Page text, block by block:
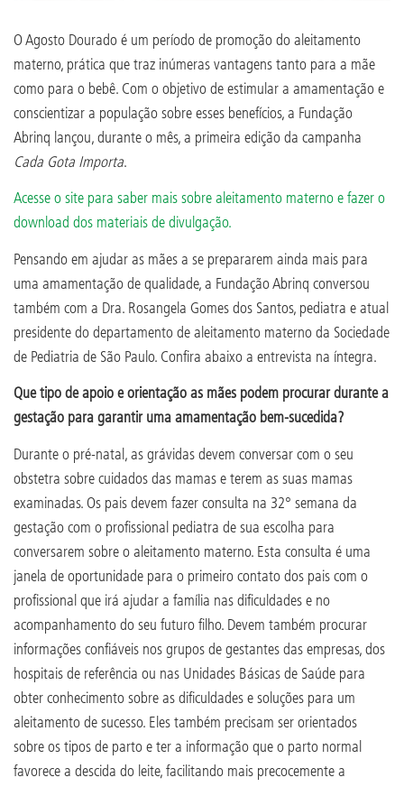
O Agosto Dourado é um período de promoção do aleitamento
materno, prática que traz inúmeras vantagens tanto para a mãe
como para o bebê. Com o objetivo de estimular a amamentação e
conscientizar a população sobre esses benefícios, a Fundação
Abrinq lançou, durante o mês, a primeira edição da campanha
Cada Gota Importa.
Acesse o site para saber mais sobre aleitamento materno e fazer o
download dos materiais de divulgação.
Pensando em ajudar as mães a se prepararem ainda mais para
uma amamentação de qualidade, a Fundação Abrinq conversou
também com a Dra. Rosangela Gomes dos Santos, pediatra e atual
presidente do departamento de aleitamento materno da Sociedade
de Pediatria de São Paulo. Confira abaixo a entrevista na íntegra.
Que tipo de apoio e orientação as mães podem procurar durante a
gestação para garantir uma amamentação bem-sucedida?
Durante o pré-natal, as grávidas devem conversar com o seu
obstetra sobre cuidados das mamas e terem as suas mamas
examinadas. Os pais devem fazer consulta na 32° semana da
gestação com o profissional pediatra de sua escolha para
conversarem sobre o aleitamento materno. Esta consulta é uma
janela de oportunidade para o primeiro contato dos pais com o
profissional que irá ajudar a família nas dificuldades e no
acompanhamento do seu futuro filho. Devem também procurar
informações confiáveis nos grupos de gestantes das empresas, dos
hospitais de referência ou nas Unidades Básicas de Saúde para
obter conhecimento sobre as dificuldades e soluções para um
aleitamento de sucesso. Eles também precisam ser orientados
sobre os tipos de parto e ter a informação que o parto normal
favorece a descida do leite, facilitando mais precocemente a